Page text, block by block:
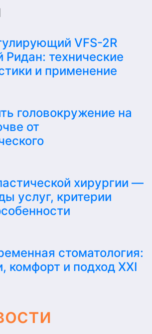
VFS-2R
технические
и применение
головокружение на
от
хирургии —
услуг, критерии
стоматология:
комфорт и подход XXI